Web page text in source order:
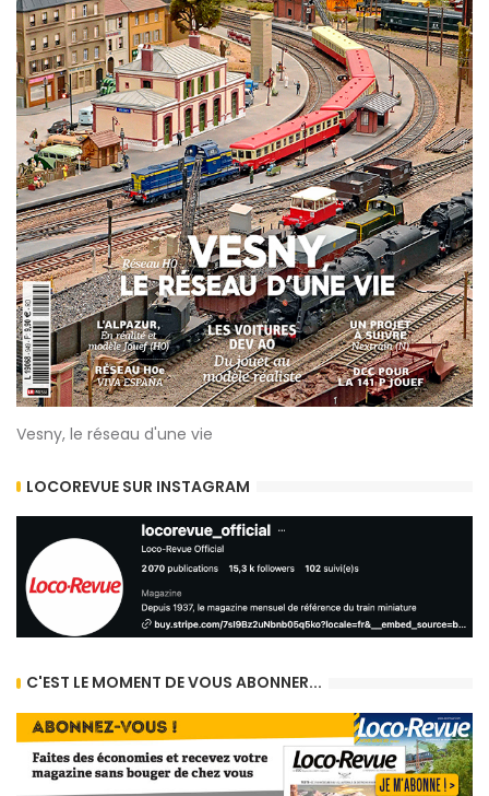
Vesny, le réseau d'une vie
LOCOREVUE SUR INSTAGRAM
C'EST LE MOMENT DE VOUS ABONNER...